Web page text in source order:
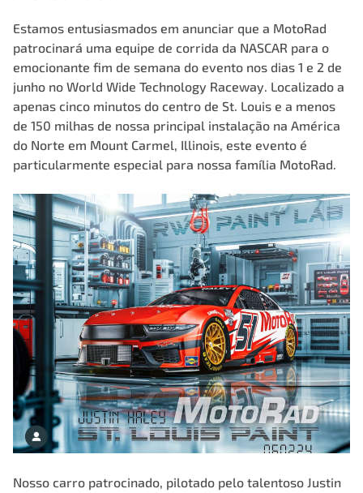
Estamos entusiasmados em anunciar que a MotoRad
patrocinará uma equipe de corrida da NASCAR para o
emocionante fim de semana do evento nos dias 1 e 2 de
junho no World Wide Technology Raceway. Localizado a
apenas cinco minutos do centro de St. Louis e a menos
de 150 milhas de nossa principal instalação na América
do Norte em Mount Carmel, Illinois, este evento é
particularmente especial para nossa família MotoRad.
Nosso carro patrocinado, pilotado pelo talentoso Justin